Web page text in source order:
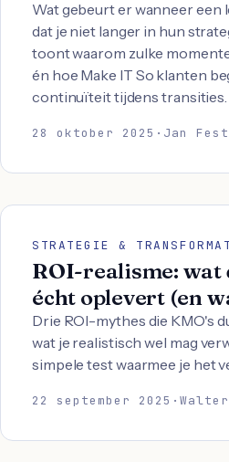
Wat gebeurt er wanneer een
dat je niet langer in hun
toont waarom zulke
én hoe Make IT So klanten
continuïteit tijdens transities.
28 oktober 2025 · Jan
STRATEGIE &
ROI-realisme:
écht oplevert (en
Drie ROI-mythes die KMO's
wat je realistisch wel mag
simpele test waarmee je het
22 september 2025 ·